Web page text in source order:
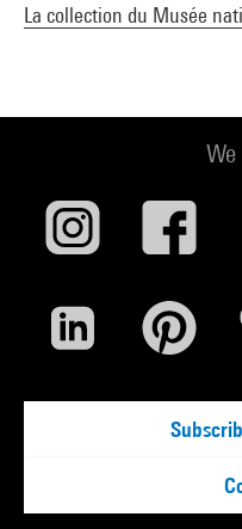
La collection du Musée
We